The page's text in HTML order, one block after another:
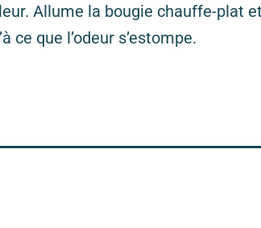
Allume la bougie chauffe-plat
que l’odeur s’estompe.